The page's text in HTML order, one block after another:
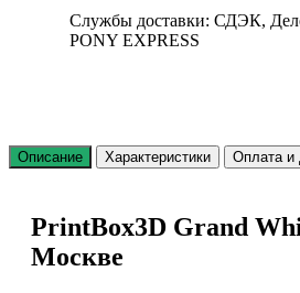
Службы доставки: СДЭК,
PONY EXPRESS
Описание Характеристики Оплата и
PrintBox3D Grand
Москве